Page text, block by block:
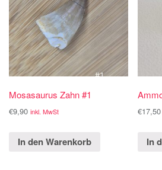
Mosasaurus Zahn #1
€9,90 inkl. MwSt
In den Warenkorb
€17,50
In